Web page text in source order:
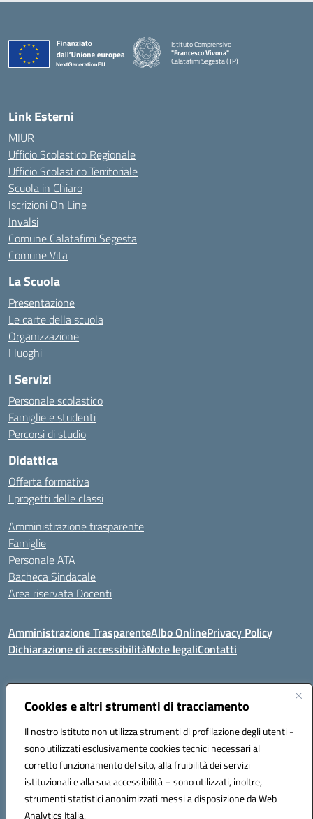
Cookies e altri strumenti di tracciamento
Il nostro Istituto non utilizza strumenti di profilazione degli utenti -
sono utilizzati esclusivamente cookies tecnici necessari al
corretto funzionamento del sito, alla fruibilità dei servizi
istituzionali e alla sua accessibilità – sono utilizzati, inoltre,
strumenti statistici anonimizzati messi a disposizione da Web
Analytics Italia.
Istituto Comprensivo
"Francesco Vivona"
Calatafimi Segesta (TP)
— Visita la pagina iniziale della scuola
Link Esterni
MIUR
Ufficio Scolastico Regionale
Ufficio Scolastico Territoriale
Scuola in Chiaro
Iscrizioni On Line
Invalsi
Comune Calatafimi Segesta
Comune Vita
La Scuola
Presentazione
Le carte della scuola
Organizzazione
I luoghi
I Servizi
Personale scolastico
Famiglie e studenti
Percorsi di studio
Didattica
Offerta formativa
I progetti delle classi
Amministrazione trasparente
Famiglie
Personale ATA
Bacheca Sindacale
Area riservata Docenti
Amministrazione TrasparenteAlbo OnlinePrivacy Policy
Dichiarazione di accessibilitàNote legaliContatti
Indirizzo:C/da Santa Maria, s.n.c. – 91013 Calatafimi Segesta (TP)
Posta elettronica certificata (PEC):TPIC81300B@pec.istruzione.it
Codice fiscale: 80004430817
Codice meccanografico: TPIC81300B